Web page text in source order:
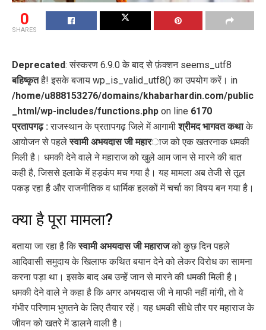
0
SHARES
Deprecated: संस्करण 6.9.0 के बाद से फ़ंक्शन seems_utf8
बहिष्कृतहै! इसके बजाय wp_is_valid_utf8() का उपयोग करें। in
/home/u888153276/domains/khabarhardin.com/public
_html/wp-includes/functions.php on line 6170
प्रतापगढ़: राजस्थान के प्रतापगढ़ जिले में आगामीश्रीमद भागवत कथाके
आयोजन से पहलेस्वामी अभयदास जी महाराज को एक खतरनाक धमकी
मिली है। धमकी देने वाले ने महाराज को खुले आम जान से मारने की बात
कही है, जिससे इलाके में हड़कंप मच गया है। यह मामला अब तेजी से तूल
पकड़ रहा है और राजनीतिक व धार्मिक हलकों में चर्चा का विषय बन गया है।
क्या है पूरा मामला?
बताया जा रहा है किस्वामी अभयदास जी महाराजको कुछ दिन पहले
आदिवासी समुदाय के खिलाफ कथित बयान देने को लेकर विरोध का सामना
करना पड़ा था। इसके बाद अब उन्हें जान से मारने की धमकी मिली है।
धमकी देने वाले ने कहा है कि अगर अभयदास जी ने माफी नहीं मांगी, तो वे
गंभीर परिणाम भुगतने के लिए तैयार रहें। यह धमकी सीधे तौर पर महाराज के
जीवन को खतरे में डालने वाली है।